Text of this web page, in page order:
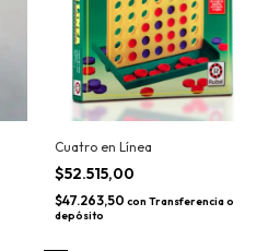
Cuatro en Línea
$52.515,00
$47.263,50 con Transferencia o
depósito